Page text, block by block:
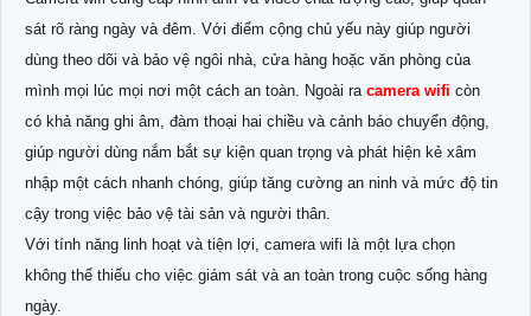
sát rõ ràng ngày và đêm. Với điểm cộng chủ yếu này giúp người
dùng theo dõi và bảo vệ ngôi nhà, cửa hàng hoặc văn phòng của
mình mọi lúc mọi nơi một cách an toàn. Ngoài ra camera wifi còn
có khả năng ghi âm, đàm thoại hai chiều và cảnh báo chuyển động,
giúp người dùng nắm bắt sự kiện quan trọng và phát hiện kẻ xâm
nhập một cách nhanh chóng, giúp tăng cường an ninh và mức độ tin
cậy trong việc bảo vệ tài sản và người thân.
Với tính năng linh hoạt và tiện lợi, camera wifi là một lựa chọn
không thể thiếu cho việc giám sát và an toàn trong cuộc sống hàng
ngày.